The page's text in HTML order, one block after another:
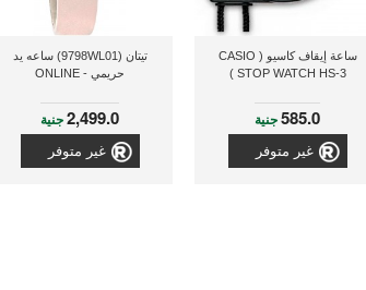
ساعة إيقاف كاسيو ( CASIO
STOP WATCH HS-3 )
585.0جنية
غير متوفر
تيتان (9798WL01) ساعه يد
حريمي - ONLINE
2,499.0جنية
غير متوفر